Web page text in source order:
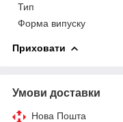
Тип
Форма випуску
Приховати
Умови доставки
Нова Пошта